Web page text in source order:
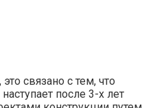
связано с тем, что
после 3-х лет